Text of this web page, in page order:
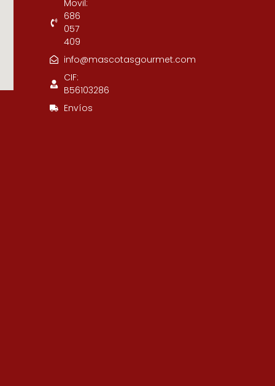
Movil:
686
057
409
info@mascotasgourmet.com
CIF:
B56103286
Envíos